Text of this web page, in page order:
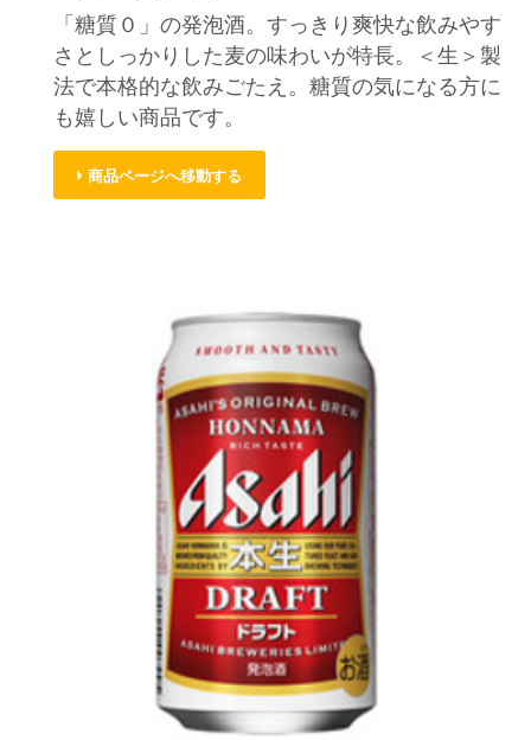
「糖質０」の発泡酒。すっきり爽快な飲みやす
さとしっかりした麦の味わいが特長。＜生＞製
法で本格的な飲みごたえ。糖質の気になる方に
も嬉しい商品です。
商品ページへ移動する